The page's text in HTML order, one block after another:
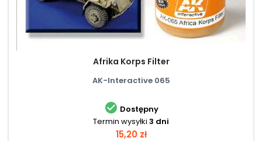
Afrika Korps Filter
AK-Interactive 065
 Dostępny
Termin wysyłki 3 dni
Cena
15,20 zł